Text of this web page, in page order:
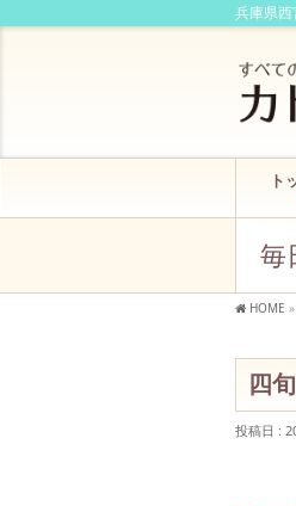
兵庫県
ト
毎
HOME »
四
投稿日 :